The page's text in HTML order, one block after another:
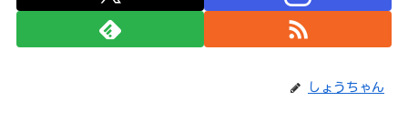
しょうちゃん